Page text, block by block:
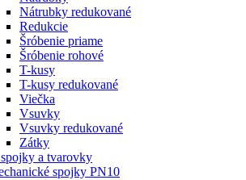
Nátrubky redukované
Redukcie
Šróbenie priame
Šróbenie rohové
T-kusy
T-kusy redukované
Viečka
Vsuvky
Vsuvky redukované
Zátky
a tvarovky
spojky PN10